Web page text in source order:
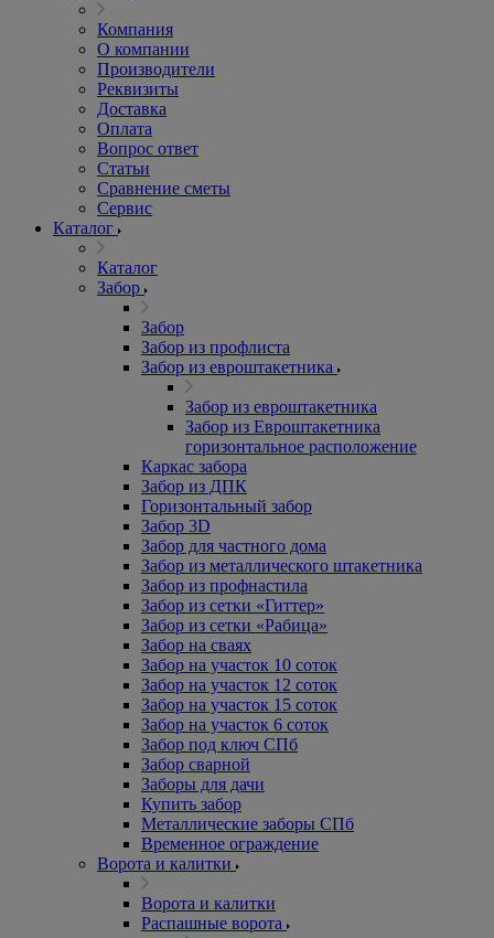
Компания
О компании
Производители
Реквизиты
Доставка
Оплата
Вопрос ответ
Статьи
Сравнение сметы
Сервис
Каталог
Каталог
Забор
Забор
Забор из профлиста
Забор из евроштакетника
Забор из евроштакетника
Забор из Евроштакетника
горизонтальное расположение
Каркас забора
Забор из ДПК
Горизонтальный забор
Забор 3D
Забор для частного дома
Забор из металлического штакетника
Забор из профнастила
Забор из сетки «Гиттер»
Забор из сетки «Рабица»
Забор на сваях
Забор на участок 10 соток
Забор на участок 12 соток
Забор на участок 15 соток
Забор на участок 6 соток
Забор под ключ СПб
Забор сварной
Заборы для дачи
Купить забор
Металлические заборы СПб
Временное ограждение
Ворота и калитки
Ворота и калитки
Распашные ворота